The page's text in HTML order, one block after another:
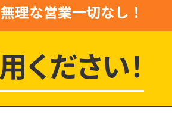
無理な営業一切なし！
ください！